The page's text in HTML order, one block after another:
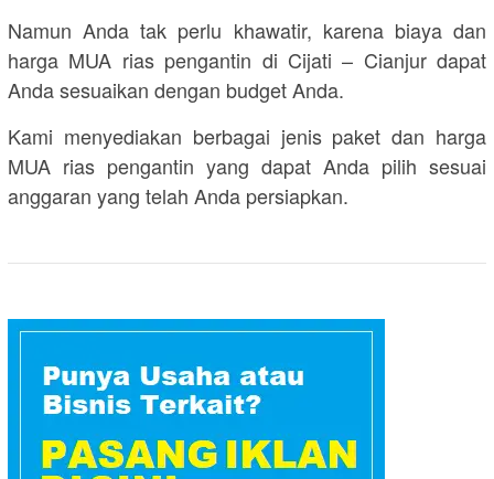
Namun Anda tak perlu khawatir, karena biaya dan
harga MUA rias pengantin di Cijati – Cianjur dapat
Anda sesuaikan dengan budget Anda.
Kami menyediakan berbagai jenis paket dan harga
MUA rias pengantin yang dapat Anda pilih sesuai
anggaran yang telah Anda persiapkan.